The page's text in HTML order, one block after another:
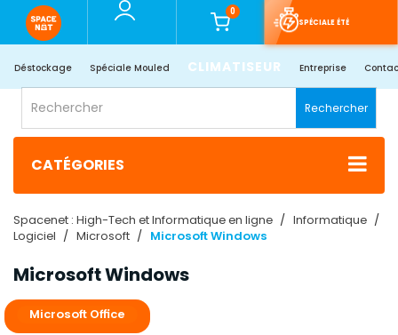
0
SPÉCIALE ÉTÉ
Déstockage Spéciale Mouled CLIMATISEUR Entreprise
Rechercher
CATÉGORIES
Spacenet : High-Tech et Informatique en ligne
Informatique
Logiciel
Microsoft Microsoft Windows
Microsoft Windows
Microsoft Office